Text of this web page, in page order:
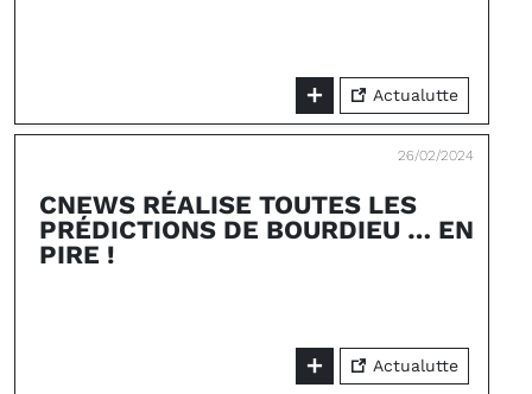
Actualutte
26/02/2024
CNEWS RÉALISE TOUTES LES
PRÉDICTIONS DE BOURDIEU … EN
PIRE !
Actualutte